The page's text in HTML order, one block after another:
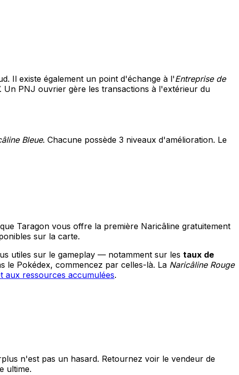
Il existe également un point d'échange à l'Entreprise de
. Un PNJ ouvrier gère les transactions à l'extérieur du
Bleue. Chacune possède 3 niveaux d'amélioration. Le
Taragon vous offre la première Naricâline gratuitement
sur la carte.
utiles sur le gameplay — notamment sur les taux de
le Pokédex, commencez par celles-là. La Naricâline Rouge
aux ressources accumulées.
n'est pas un hasard. Retournez voir le vendeur de
ultime.